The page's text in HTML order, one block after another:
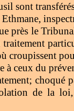
sont
près le
traitement
croupissent
à ceux du
choqué
de la